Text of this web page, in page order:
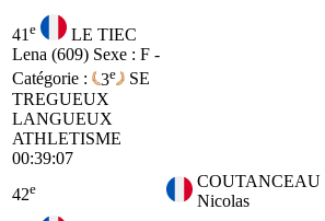
41 e
LE TIEC
Lena (609) Sexe : F -
Catégorie :
3e
SE
TREGUEUX
LANGUEUX
ATHLETISME
00:39:07
42e
COUTANCEAU
Nicolas